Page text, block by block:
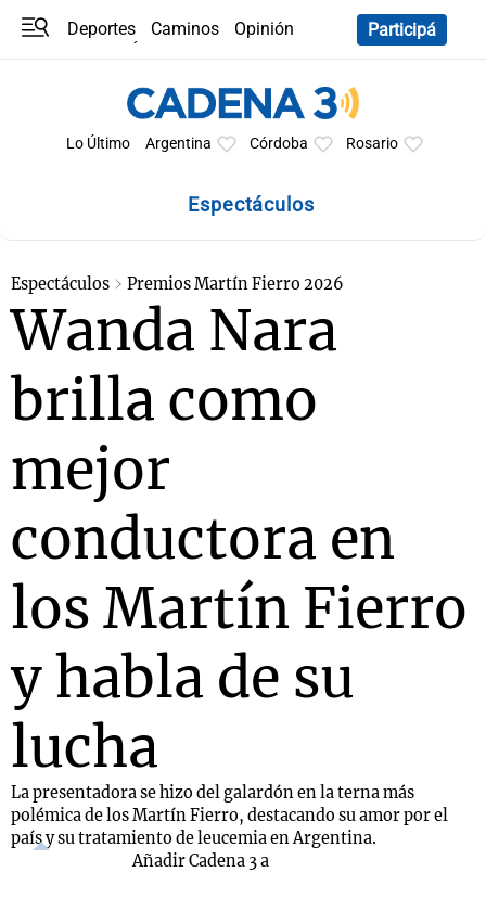
Deportes Caminos
Opinión
Participá
Lo Último Argentina Córdoba Rosario
Espectáculos
Espectáculos Premios Martín Fierro 2026
Wanda Nara
brilla como
mejor
conductora en
los Martín Fierro
y habla de su
lucha
La presentadora se hizo del galardón en la terna más
polémica de los Martín Fierro, destacando su amor por el
país y su tratamiento de leucemia en Argentina.
Añadir Cadena 3 a